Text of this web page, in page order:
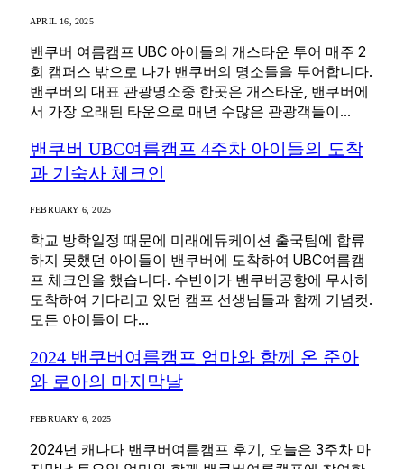
APRIL 16, 2025
밴쿠버 여름캠프 UBC 아이들의 개스타운 투어 매주 2
회 캠퍼스 밖으로 나가 밴쿠버의 명소들을 투어합니다.
밴쿠버의 대표 관광명소중 한곳은 개스타운, 밴쿠버에
서 가장 오래된 타운으로 매년 수많은 관광객들이…
밴쿠버 UBC여름캠프 4주차 아이들의 도착
과 기숙사 체크인
FEBRUARY 6, 2025
학교 방학일정 때문에 미래에듀케이션 출국팀에 합류
하지 못했던 아이들이 밴쿠버에 도착하여 UBC여름캠
프 체크인을 했습니다. 수빈이가 밴쿠버공항에 무사히
도착하여 기다리고 있던 캠프 선생님들과 함께 기념컷.
모든 아이들이 다…
2024 밴쿠버여름캠프 엄마와 함께 온 준아
와 로아의 마지막날
FEBRUARY 6, 2025
2024년 캐나다 밴쿠버여름캠프 후기, 오늘은 3주차 마